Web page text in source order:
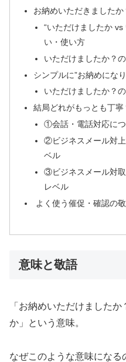
お納めいただきました
“いただけましたか
い・使い方
いただけましたか？
シンプルに”お納めにな
いただけましたか？
結局どれがもっとも丁寧
①会話・電話対応に
②ビジネスメール対
ベル
③ビジネスメール対
レベル
よく使う催促・確認の
意味と敬語
「お納めいただけました
か」という意味。
なぜこのような意味になる